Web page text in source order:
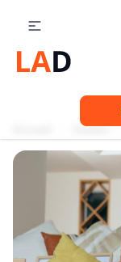
Guides